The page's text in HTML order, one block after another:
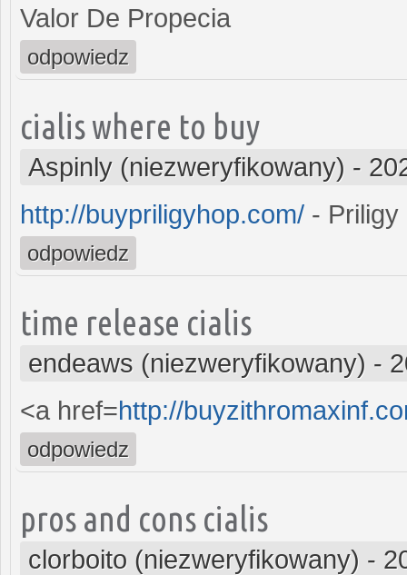
Valor De Propecia
odpowiedz
cialis where to buy
Aspinly (niezweryfikowany) -
http://buypriligyhop.com/ - Priligy
odpowiedz
time release cialis
endeaws (niezweryfikowany) -
<a href=http://
odpowiedz
pros and cons cialis
clorboito (niezweryfikowany) -